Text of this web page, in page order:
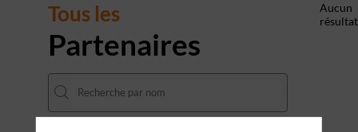
Tous les
Partenaires
Aucun
résultat